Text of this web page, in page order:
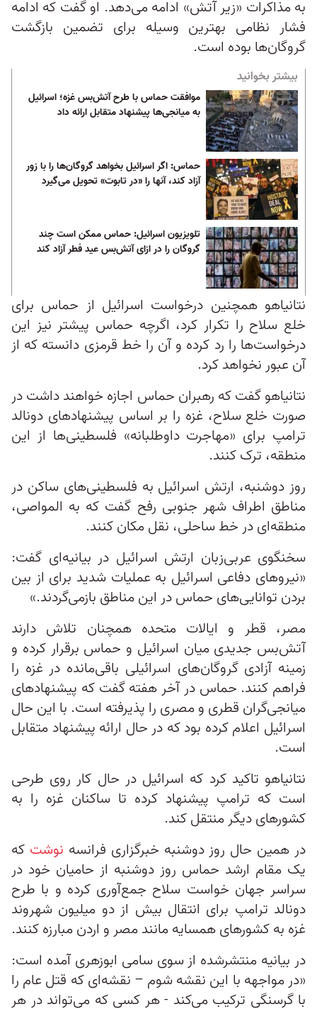
به مذاکرات «زیر آتش» ادامه می‌دهد. او گفت که ادامه
فشار نظامی بهترین وسیله برای تضمین بازگشت
گروگان‌ها بوده است.
بیشتر بخوانید
موافقت حماس با طرح آتش‌بس غزه؛ اسرائیل
به میانجی‌ها پیشنهاد متقابل ارائه داد
حماس: اگر اسرائیل بخواهد گروگان‌ها را با زور
آزاد کند، آنها را «در تابوت» تحویل می‌گیرد
تلویزیون اسرائیل: حماس ممکن است چند
گروگان‌ را در ازای آتش‌بس عید فطر آزاد کند
نتانیاهو همچنین درخواست اسرائیل از حماس برای
خلع سلاح را تکرار کرد، اگرچه حماس پیشتر نیز این
درخواست‌ها را رد کرده و آن را خط قرمزی دانسته که از
آن عبور نخواهد کرد.
نتانیاهو گفت که رهبران حماس اجازه خواهند داشت در
صورت خلع سلاح، غزه را بر اساس پیشنهادهای دونالد
ترامپ برای «مهاجرت داوطلبانه» فلسطینی‌ها از این
منطقه، ترک کنند.
روز دوشنبه، ارتش اسرائیل به فلسطینی‌های ساکن در
مناطق اطراف شهر جنوبی رفح گفت که به المواصی،
منطقه‌ای در خط ساحلی، نقل مکان کنند.
سخنگوی عربی‌زبان ارتش اسرائیل در بیانیه‌ای گفت:
«نیروهای دفاعی اسرائیل به عملیات شدید برای از بین
بردن توانایی‌های حماس در این مناطق بازمی‌گردند.»
مصر، قطر و ایالات متحده همچنان تلاش دارند
آتش‌بس جدیدی میان اسرائیل و حماس برقرار کرده و
زمینه آزادی گروگان‌های اسرائیلی باقی‌مانده در غزه را
فراهم کنند. حماس در آخر هفته گفت که پیشنهادهای
میانجی‌گران قطری و مصری را پذیرفته است. با این حال
اسرائیل اعلام کرده بود که در حال ارائه پیشنهاد متقابل
است.
نتانیاهو تاکید کرد که اسرائیل در حال کار روی طرحی
است که ترامپ پیشنهاد کرده تا ساکنان غزه را به
کشورهای دیگر منتقل کند.
در همین حال روز دوشنبه خبرگزاری فرانسه نوشت که
یک مقام ارشد حماس روز دوشنبه از حامیان خود در
سراسر جهان خواست سلاح جمع‌آوری کرده و با طرح
دونالد ترامپ برای انتقال بیش از دو میلیون شهروند
غزه به کشورهای همسایه مانند مصر و اردن مبارزه کنند.
در بیانیه منتشرشده از سوی سامی ابوزهری آمده است:
«در مواجهه با این نقشه شوم – نقشه‌ای که قتل عام را
با گرسنگی ترکیب می‌کند - هر کسی که می‌تواند در هر